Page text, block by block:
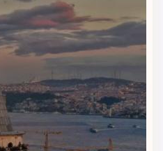
رستوران و کافی‌شاپ هتل بارسلو
و فضای آرام، تجربه‌ای لذت‌بخش
می‌کند. این بخش برای
بخشی از وعده‌های غذایی خود را
هتل میل کنند.
رستوران اصلی هتل
رستوران اصلی هتل انواع غذاهای